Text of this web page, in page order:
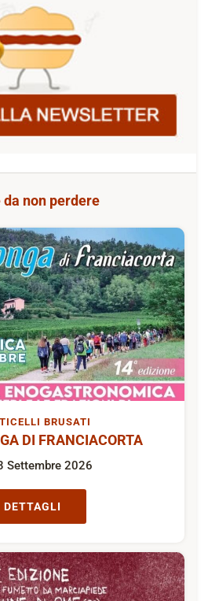
da non perdere
BRUSATI
DI FRANCIACORTA
Settembre 2026
DETTAGLI